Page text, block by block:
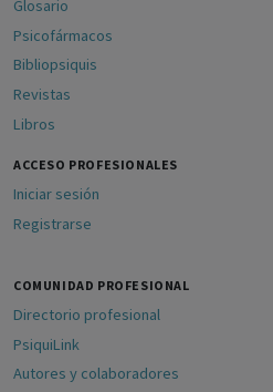
Glosario
Psicofármacos
Bibliopsiquis
Revistas
Libros
ACCESO PROFESIONALES
Iniciar sesión
Registrarse
COMUNIDAD PROFESIONAL
Directorio profesional
PsiquiLink
Autores y colaboradores